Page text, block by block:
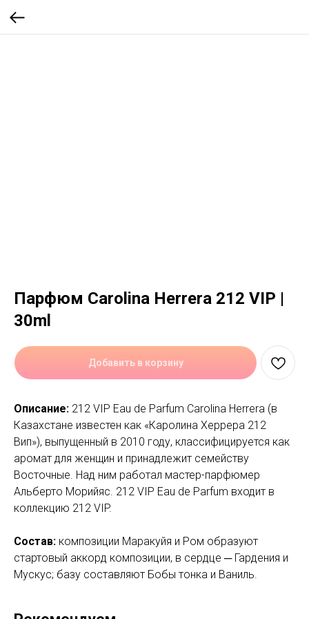
Парфюм Carolina Herrera 212 VIP |
30ml
Добавить в корзину
Описание: 212 VIP Eau de Parfum Carolina Herrera (в
Казахстане известен как «Каролина Херрера 212
Вип»), выпущенный в 2010 году, классифицируется как
аромат для женщин и принадлежит семейству
Восточные. Над ним работал мастер-парфюмер
Альберто Морийяс. 212 VIP Eau de Parfum входит в
коллекцию 212 VIP.
Состав: композиции Маракуйя и Ром образуют
стартовый аккорд композиции, в сердце ─ Гардения и
Мускус; базу составляют Бобы тонка и Ваниль.